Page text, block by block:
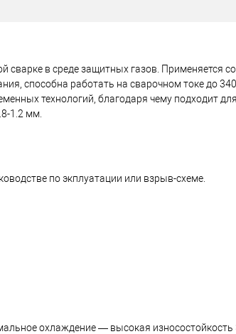
сварке в среде защитных газов. Применяется
способна работать на сварочном токе до
технологий, благодаря чему подходит
1.2 мм.
по экплуатации или взрыв-схеме.
охлаждение — высокая